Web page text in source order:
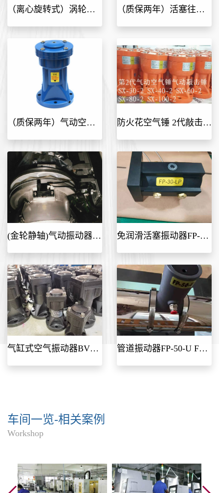
（离心旋转式）涡轮气动振动器GT4 GT6 GT8 GT10 GT13 GT16 GT20 GT25 GT30 GT36 GT40 GT48系列 （质保两年）活塞往复气动振动器 FP-32 FP-40-MFP-50-M FP-60-M FP-80-M FP-100-M全系列
（质保两年）气动空气锤，气动敲击锤SX AH SK ZC全系列 防火花空气锤 2代敲击锤SX-30-2 SX40-2 SX60-2 SX80-2 SX100-2
(金轮静轴)气动振动器A-22T A-28T A-38T A-55T A-65T A-76T 免润滑活塞振动器FP-30-LP/免维护震动器FP-40-LP/FP-50-LP
气缸式空气振动器BVP-40S BVP-30S气动振动器BVP-60S 管道振动器FP-50-U FP-65-U FP-85-U FP-95-U管道专用振动器
车间一览-相关案例
Workshop